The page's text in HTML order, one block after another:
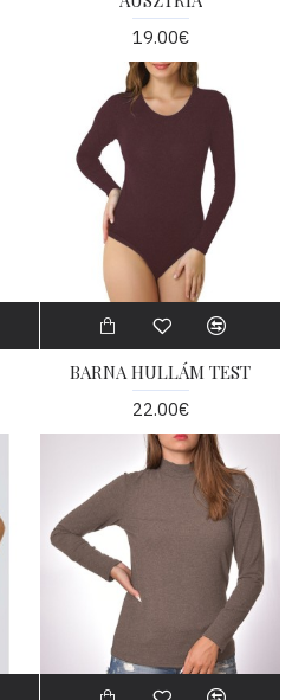
19.00€
BARNA HULLÁM TEST
22.00€